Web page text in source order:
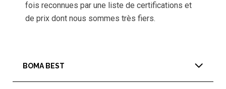
fois reconnues par une liste de certifications et
de prix dont nous sommes très fiers.
BOMA BEST